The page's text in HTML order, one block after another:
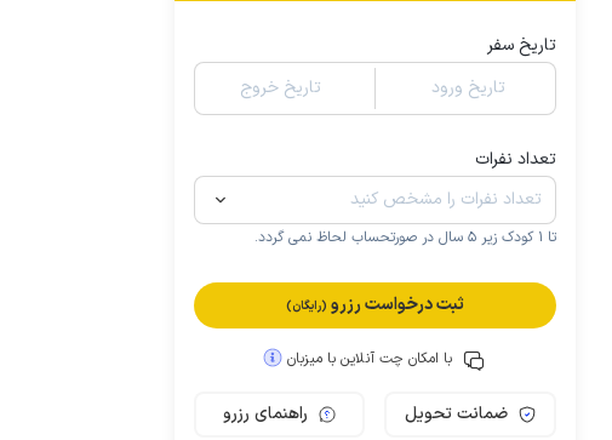
تاریخ سفر
تاریخ ورود
تاریخ خروج
تعداد نفرات
تا 1 کودک زیر 5 سال در صورتحساب لحاظ نمی گردد.
ثبت درخواست رزرو (رایگان)
با امکان چت آنلاین با میزبان
ضمانت تحویل راهنمای رزرو